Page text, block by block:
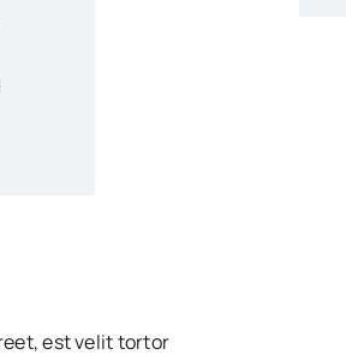
est velit tortor